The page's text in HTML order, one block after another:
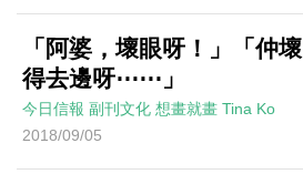
「阿婆，壞眼呀！」「仲壞
得去邊呀⋯⋯」
今日信報 副刊文化 想畫就畫 Tina Ko
2018/09/05